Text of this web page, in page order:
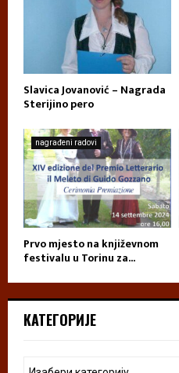
Slavica Jovanović – Nagrada
Sterijino pero
nagrađeni radovi
Prvo mjesto na književnom
festivalu u Torinu za...
КАТЕГОРИЈЕ